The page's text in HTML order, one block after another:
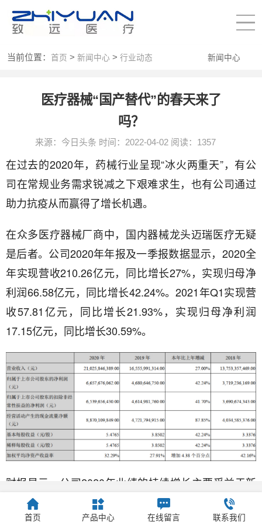
当前位置：首页 >新闻中心 >行业动态 新闻中心
医疗器械“国产替代”的春天来了
吗？
来源：今日头条 时间：2022-04-02 阅读：1357
在过去的2020年，药械行业呈现“冰火两重天”，有公
司在常规业务需求锐减之下艰难求生，也有公司通过
助力抗疫从而赢得了增长机遇。
在众多医疗器械厂商中，国内器械龙头迈瑞医疗无疑
是后者。公司2020年年报及一季报数据显示，2020全
年实现营收210.26亿元，同比增长27%，实现归母净
利润66.58亿元，同比增长42.24%。2021年Q1实现营
收57.81亿元，同比增长21.93%，实现归母净利润
17.15亿元，同比增长30.59%。
财报显示，公司2020年业绩的持续增长主要受益于新
冠疫情拉动生命信息与支持业务加速增长、医疗新基
建加速医疗器械市场扩容以及公司在研发、生产、营
首页 产品中心 在线留言 联系我们